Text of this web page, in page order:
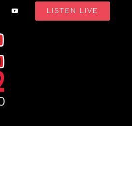
LISTEN LIVE